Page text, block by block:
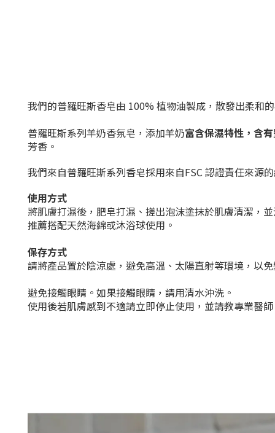
我們的普羅旺斯香皂由 100% 植物油製成，散發出柔和
普羅旺斯系列羊奶香氛皂，添加羊奶富含保濕特性， 含
芳香。
我們來自普羅旺斯系列香皂採用來自FSC 認證責任來源
使用方式
將肌膚打濕後，肥皂打濕、搓出泡沫塗抹於肌膚清潔，
推薦搭配天然海綿或沐浴球使用。
保存方式
請將產品置於陰涼處，避免高溫、太陽直射等環境，以
避免接觸眼睛。如果接觸眼睛，請用清水沖洗。
使用後若肌膚感到不適請立即停止使用，並請教專業醫